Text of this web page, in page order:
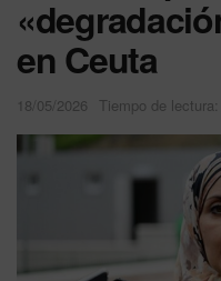
en Ceuta
18/05/2026 Tiempo de